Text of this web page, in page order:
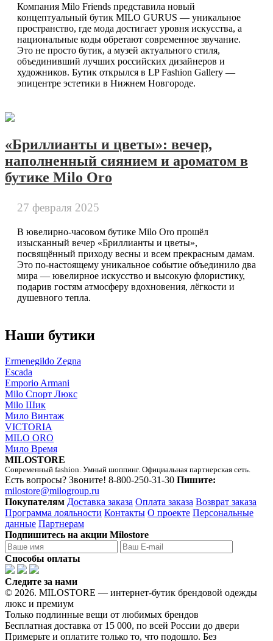
Компания Milo Friends представила новый
концептуальный бутик MILO GURUS — уникальное
пространство, где мода достигает уровня искусства, а
национальные коды обретают современное звучание.
Это не просто бутик, а музей актуального стиля,
объединивший лучших российских дизайнеров и
художников. Бутик открылся в LP Fashion Gallery —
эпицентре эстетики в Нижнем Новгороде.
«Бриллианты и цветы»: вечер,
наполненный сиянием и ароматом в
бутике Milo Oro
27 февраля 2025
В ювелирно-часовом бутике Milo Oro прошёл
изысканный вечер «Бриллианты и цветы»,
посвящённый приходу весны и всем прекрасным дамам.
Это по-настоящему уникальное событие объединило два
мира — ювелирное искусство и высокую флористику,
подарив гостям атмосферу вдохновения, лёгкости и
душевного тепла.
Наши бутики
Ermenegildo Zegna
Escada
Emporio Armani
Milo Спорт Люкс
Milo Шик
Мило Винтаж
VICTORIA
MILO ORO
Мило Время
MILOSTORE
Современный fashion. Умный шоппинг. Официальная партнерская сеть.
Есть вопросы? Звоните! 8-800-250-31-30 Пишите:
milostore@milogroup.ru
Покупателям Доставка заказа Оплата заказа Возврат заказа
Программа лояльности Контакты О проекте Персональные
данные Партнерам
Подпишитесь на акции Milostore
Способы оплаты
Следите за нами
© 2026. MILOSTORE — интернет-бутик брендовой одежды
люкс и премиум
Только подлинные вещи от любимых брендов
Бесплатная доставка от 15 000, по всей России до двери
Примерьте и оплатите только то, что подошло. Без